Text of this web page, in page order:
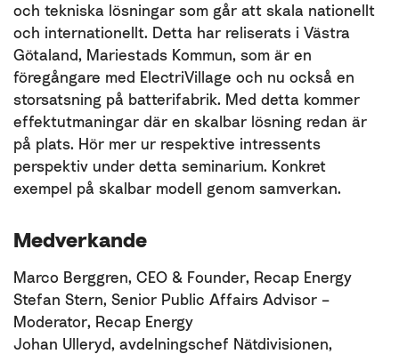
och tekniska lösningar som går att skala nationellt
och internationellt. Detta har reliserats i Västra
Götaland, Mariestads Kommun, som är en
föregångare med ElectriVillage och nu också en
storsatsning på batterifabrik. Med detta kommer
effektutmaningar där en skalbar lösning redan är
på plats. Hör mer ur respektive intressents
perspektiv under detta seminarium. Konkret
exempel på skalbar modell genom samverkan.
Medverkande
Marco Berggren, CEO & Founder, Recap Energy
Stefan Stern, Senior Public Affairs Advisor –
Moderator, Recap Energy
Johan Ulleryd, avdelningschef Nätdivisionen,